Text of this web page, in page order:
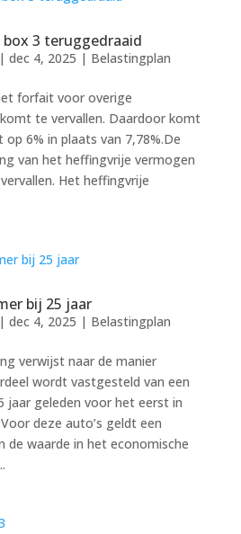
3 teruggedraaid
| dec 4, 2025 | Belastingplan
forfait voor overige
te vervallen. Daardoor komt
6% in plaats van 7,78%.De
van het heffingvrije vermogen
Het heffingvrije
bij 25 jaar
| dec 4, 2025 | Belastingplan
verwijst naar de manier
wordt vastgesteld van een
jaar geleden voor het eerst in
deze auto’s geldt een
de waarde in het economische